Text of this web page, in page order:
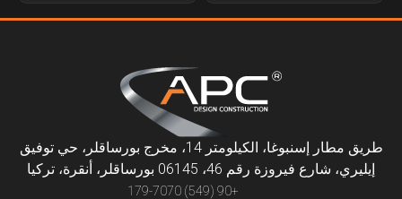
طريق مطار إسنبوغا، الكيلومتر 14، مخرج بورساقلر، حي توفيق
إيليري، شارع فيروزة رقم 46، 06145 بورساقلر، أنقرة، تركيا